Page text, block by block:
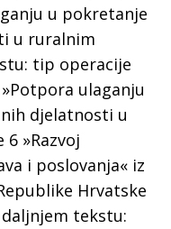
u pokretanje
u ruralnim
tip operacije
ulaganju
djelatnosti u
»Razvoj
i poslovanja« iz
Hrvatske
daljnjem tekstu: